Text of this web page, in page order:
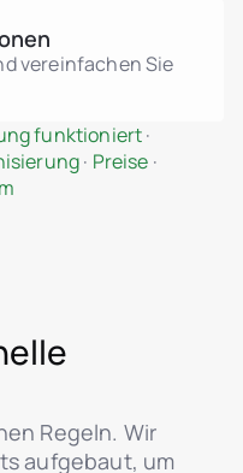
vereinfachen Sie
funktioniert·
· Preise ·
Regeln. Wir
aufgebaut, um